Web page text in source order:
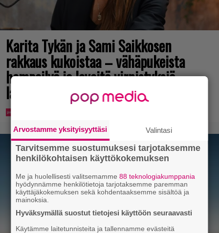
Karita Tykän ja Sami Saikkosen
rakkaus kukoistaa – vähäpukeista
hempeilyä ja leveitä virnistyksiä
laiturilla
Arvostamme yksityisyyttäsi Valintasi
Tarvitsemme suostumuksesi tarjotaksemme
henkilökohtaisen käyttökokemuksen
Me ja huolellisesti valitsemamme88 teknologiakumppania
hyödynnämme henkilötietoja tarjotaksemme paremman
käyttäjäkokemuksen sekä kohdentaaksemme sisältöä ja
mainoksia.
Hyväksymällä suostut tietojesi käyttöön seuraavasti
Käytämme laitetunnisteita ja tallennamme evästeitä